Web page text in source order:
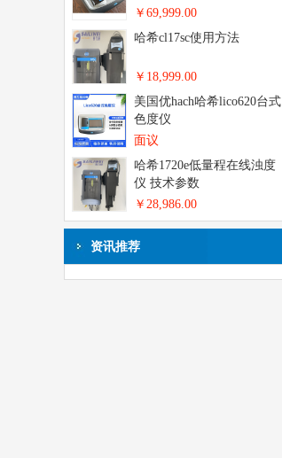
特
￥69,999.00
哈希cl17sc使用方法
￥18,999.00
美国优hach哈希lico620台式
色度仪
面议
哈希1720e低量程在线浊度
仪 技术参数
￥28,986.00
资讯推荐